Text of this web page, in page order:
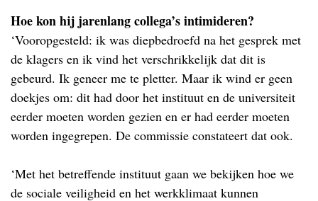
Hoe kon hij jarenlang collega’s intimideren?
‘Vooropgesteld: ik was diepbedroefd na het gesprek met
de klagers en ik vind het verschrikkelijk dat dit is
gebeurd. Ik geneer me te pletter. Maar ik wind er geen
doekjes om: dit had door het instituut en de universiteit
eerder moeten worden gezien en er had eerder moeten
worden ingegrepen. De commissie constateert dat ook.
‘Met het betreffende instituut gaan we bekijken hoe we
de sociale veiligheid en het werkklimaat kunnen